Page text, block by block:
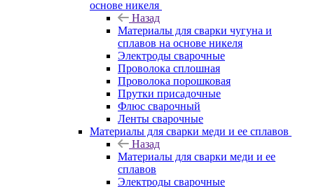
основе никеля
Назад
Материалы для сварки чугуна и
сплавов на основе никеля
Электроды сварочные
Проволока сплошная
Проволока порошковая
Прутки присадочные
Флюс сварочный
Ленты сварочные
Материалы для сварки меди и ее сплавов
Назад
Материалы для сварки меди и ее
сплавов
Электроды сварочные